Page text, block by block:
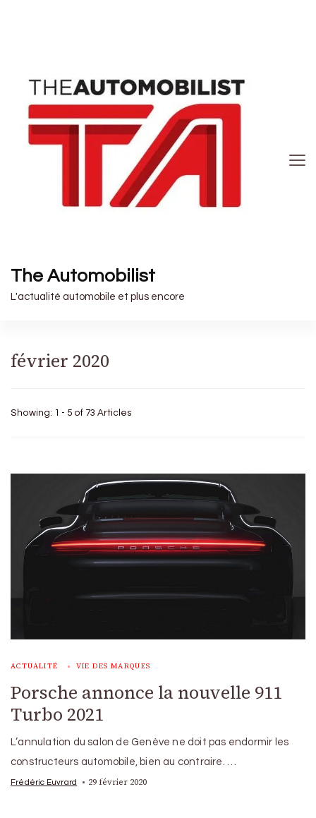
The Automobilist
L'actualité automobile et plus encore
février 2020
Showing: 1 - 5 of 73 Articles
ACTUALITÉ VIE DES MARQUES
Porsche annonce la nouvelle 911
Turbo 2021
L’annulation du salon de Genève ne doit pas endormir les
constructeurs automobile, bien au contraire. …
Frédéric Euvrard 29 février 2020